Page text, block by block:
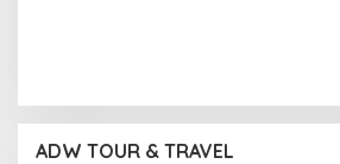
ADW TOUR & TRAVEL